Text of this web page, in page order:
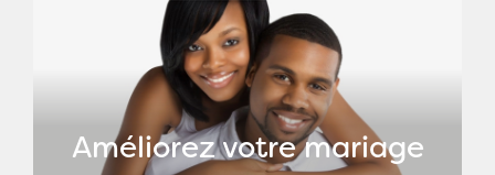
Améliorez votre mariage